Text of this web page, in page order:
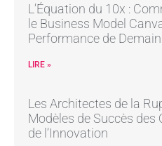
L’Équation du 10x :
le Business Model
Performance de Demain
LIRE »
Les Architectes de la
Modèles de Succès
de l’Innovation